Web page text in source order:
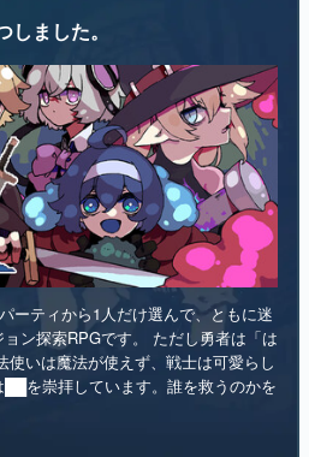
ーティから1人だけ選んで、ともに迷
ン探索RPGです。 ただし勇者は「は
使いは魔法が使えず、戦士は可愛らし
を崇拝しています。誰を救うのかを
期